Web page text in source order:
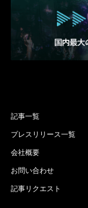
記事一覧
プレスリリース一覧
会社概要
お問い合わせ
記事リクエスト